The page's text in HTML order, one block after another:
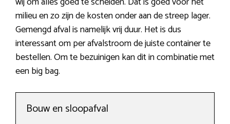
milieu en zo zijn de kosten onder aan de streep lager.
Gemengd afval is namelijk vrij duur. Het is dus
interessant om per afvalstroom de juiste container te
bestellen. Om te bezuinigen kan dit in combinatie met
een big bag.
Bouw en sloopafval